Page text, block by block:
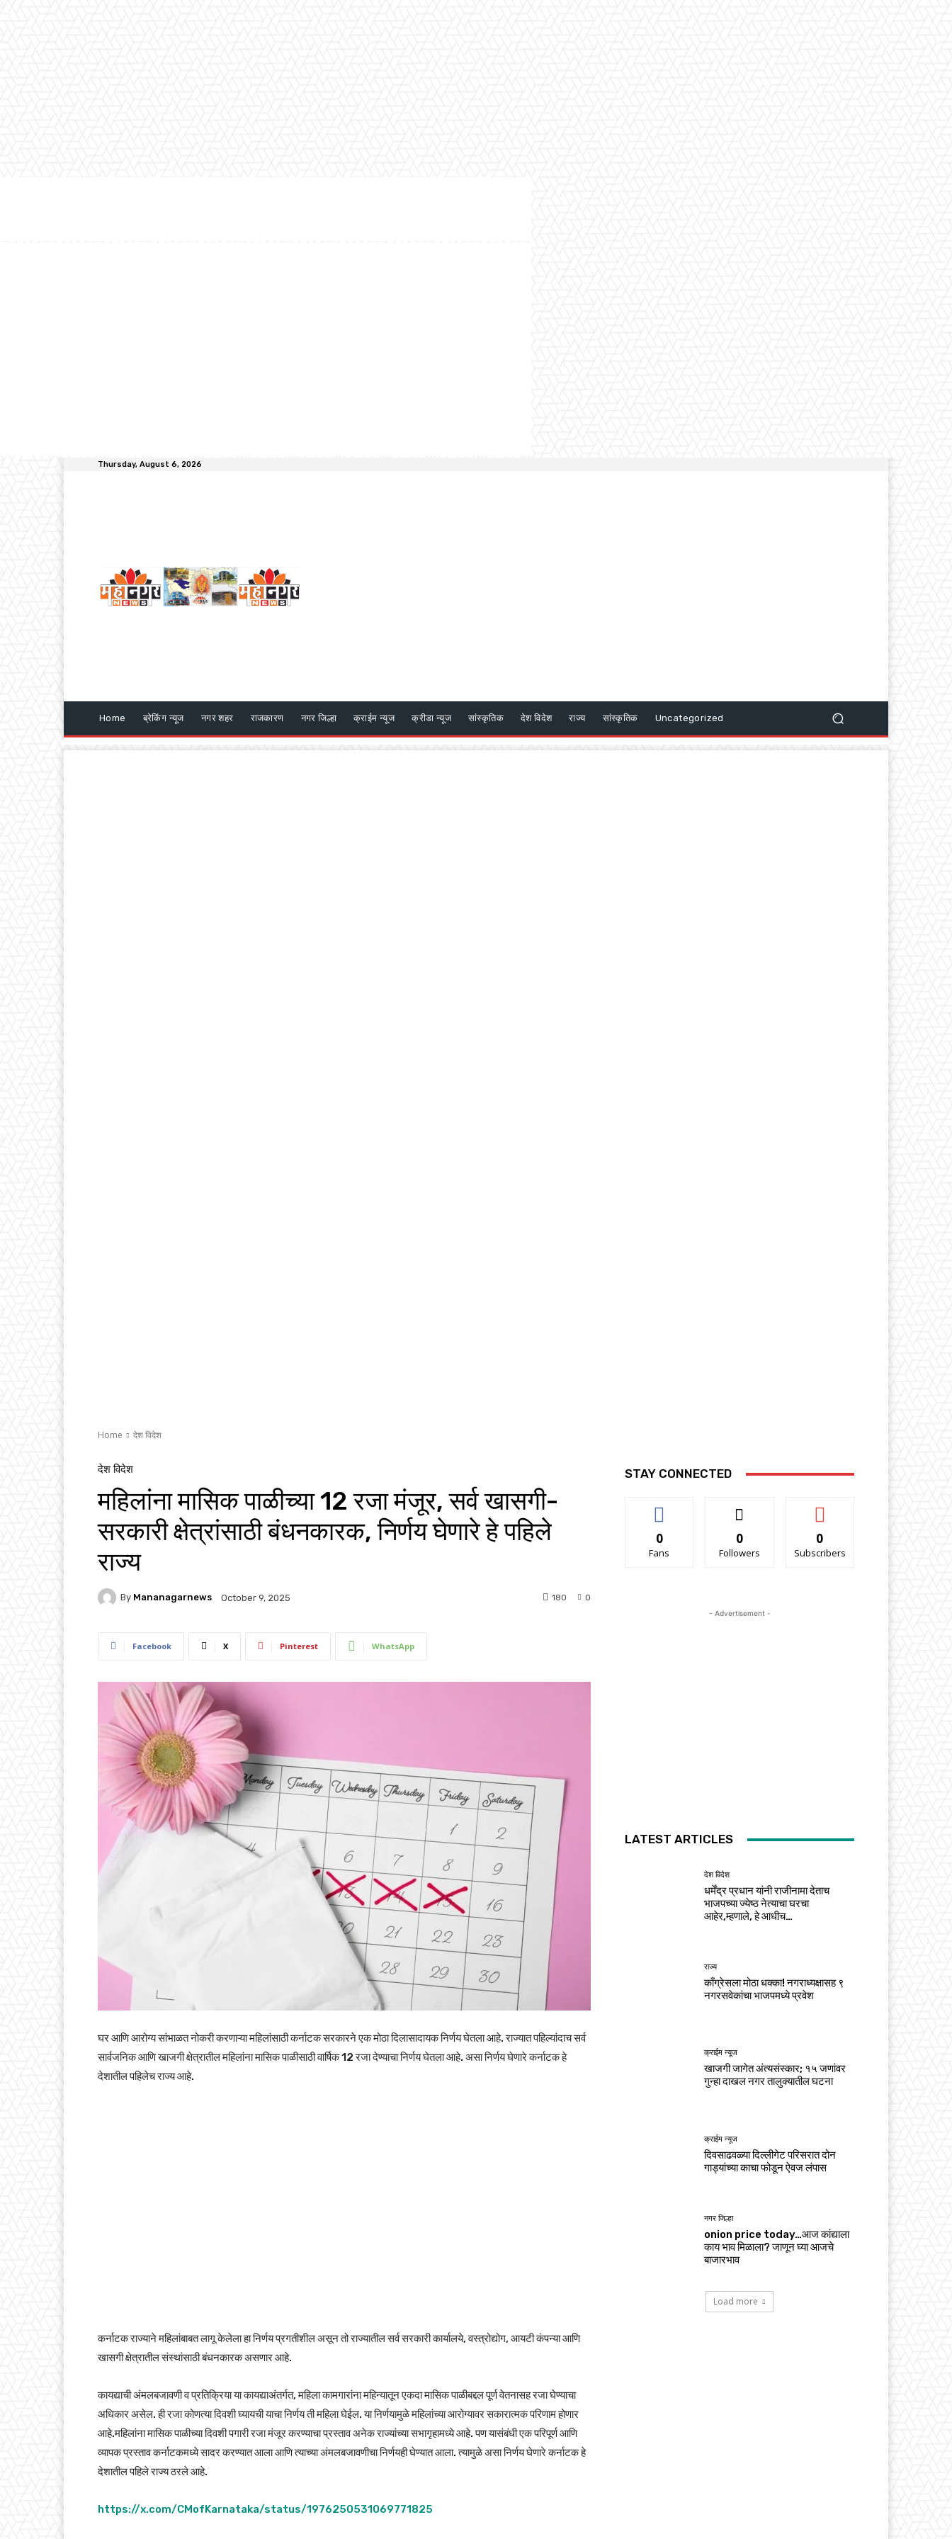
Thursday, August 6, 2026
Home ब्रेकिंग न्यूज नगर शहर राजकारण नगर जिल्हा क्राईम न्यूज क्रीडा न्यूज सांस्कृतिक देश विदेश राज्य सांस्कृतिक Uncategorized
Home देश विदेश
देश विदेश
महिलांना मासिक पाळीच्या 12 रजा मंजूर, सर्व खासगी-
सरकारी क्षेत्रांसाठी बंधनकारक, निर्णय घेणारे हे पहिले
राज्य
By Mananagarnews October 9, 2025 0
180
Facebook X Pinterest WhatsApp
घर आणि आरोग्य सांभाळत नोकरी करणाऱ्या महिलांसाठी कर्नाटक सरकारने एक मोठा दिलासादायक निर्णय घेतला आहे. राज्यात पहिल्यांदाच सर्व
सार्वजनिक आणि खाजगी क्षेत्रातील महिलांना मासिक पाळीसाठी वार्षिक 12 रजा देण्याचा निर्णय घेतला आहे. असा निर्णय घेणारे कर्नाटक हे
देशातील पहिलेच राज्य आहे.
कर्नाटक राज्याने महिलांबाबत लागू केलेला हा निर्णय प्रगतीशील असून तो राज्यातील सर्व सरकारी कार्यालये, वस्त्रोद्योग, आयटी कंपन्या आणि
खासगी क्षेत्रातील संस्थांसाठी बंधनकारक असणार आहे.
कायद्याची अंमलबजावणी व प्रतिक्रिया या कायद्याअंतर्गत, महिला कामगारांना महिन्यातून एकदा मासिक पाळीबद्दल पूर्ण वेतनासह रजा घेण्याचा
अधिकार असेल. ही रजा कोणत्या दिवशी घ्यायची याचा निर्णय ती महिला घेईल. या निर्णयामुळे महिलांच्या आरोग्यावर सकारात्मक परिणाम होणार
आहे.महिलांना मासिक पाळीच्या दिवशी पगारी रजा मंजूर करण्याचा प्रस्ताव अनेक राज्यांच्या सभागृहामध्ये आहे. पण यासंबंधी एक परिपूर्ण आणि
व्यापक प्रस्ताव कर्नाटकमध्ये सादर करण्यात आला आणि त्याच्या अंमलबजावणीचा निर्णयही घेण्यात आला. त्यामुळे असा निर्णय घेणारे कर्नाटक हे
देशातील पहिले राज्य ठरले आहे.
https://x.com/CMofKarnataka/status/1976250531069771825
STAY CONNECTED
0
Fans
0
Followers
0
Subscribers
- Advertisement -
LATEST ARTICLES
देश विदेश
धर्मेंद्र प्रधान यांनी राजीनामा देताच
भाजपच्या ज्येष्ठ नेत्याचा घरचा
आहेर,म्हणाले, हे आधीच…
राज्य
काँग्रेसला मोठा धक्का! नगराध्यक्षासह ९
नगरसवेकांचा भाजपमध्ये प्रवेश
क्राईम न्यूज
खाजगी जागेत अंत्यसंस्कार; १५ जणांवर
गुन्हा दाखल नगर तालुक्यातील घटना
क्राईम न्यूज
दिवसाढवळ्या दिल्लीगेट परिसरात दोन
गाड्यांच्या काचा फोडून ऐवज लंपास
नगर जिल्हा
onion price today…आज कांद्याला
काय भाव मिळाला? जाणून घ्या आजचे
बाजारभाव
Load more